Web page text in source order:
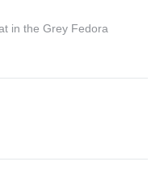
in the Grey Fedora